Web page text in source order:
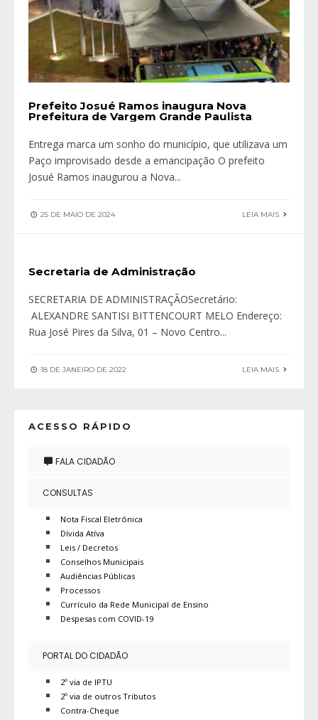
Prefeito Josué Ramos inaugura Nova
Prefeitura de Vargem Grande Paulista
Entrega marca um sonho do município, que utilizava um
Paço improvisado desde a emancipação O prefeito
Josué Ramos inaugurou a Nova...
25 DE MAIO DE 2024 LEIA MAIS
Secretaria de Administração
SECRETARIA DE ADMINISTRAÇÃOSecretário:
ALEXANDRE SANTISI BITTENCOURT MELO Endereço:
Rua José Pires da Silva, 01 – Novo Centro...
18 DE JANEIRO DE 2022 LEIA MAIS
ACESSO RÁPIDO
FALA CIDADÃO
CONSULTAS
Nota Fiscal Eletrônica
Dívida Atíva
Leis / Decretos
Conselhos Municipais
Audiências Públicas
Processos
Currículo da Rede Municipal de Ensino
Despesas com COVID-19
PORTAL DO CIDADÃO
2º via de IPTU
2º via de outros Tributos
Contra-Cheque